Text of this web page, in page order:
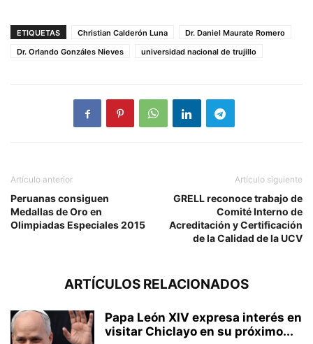
ETIQUETAS Christian Calderón Luna
Dr. Daniel Maurate Romero
Dr. Orlando Gonzáles Nieves
universidad nacional de trujillo
Artículo anterior
Peruanas consiguen
Medallas de Oro en
Olimpiadas Especiales 2015
Artículo siguiente
GRELL reconoce trabajo de
Comité Interno de
Acreditación y Certificación
de la Calidad de la UCV
ARTÍCULOS RELACIONADOS
Papa León XIV expresa interés en
visitar Chiclayo en su próximo...